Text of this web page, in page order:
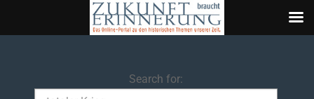
Search for:Search